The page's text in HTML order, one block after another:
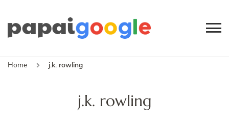
Home
j.k. rowling
j.k. rowling